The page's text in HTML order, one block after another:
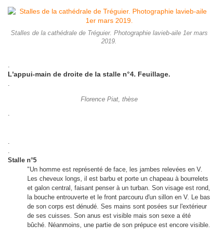
Stalles de la cathédrale de Tréguier. Photographie lavieb-aile 1er mars
2019.
L'appui-main de droite de la stalle n°4. Feuillage.
Florence Piat, thèse
Stalle n°5
"Un homme est représenté de face, les jambes relevées en V.
Les cheveux longs, il est barbu et porte un chapeau à bourrelets
et galon central, faisant penser à un turban. Son visage est rond,
la bouche entrouverte et le front parcouru d'un sillon en V. Le bas
de son corps est dénudé. Ses mains sont posées sur l'extérieur
de ses cuisses. Son anus est visible mais son sexe a été
bûché. Néanmoins, une partie de son prépuce est encore visible.